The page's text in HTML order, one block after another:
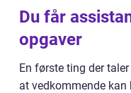
Du får
opgaver
En første ting der
at vedkommende